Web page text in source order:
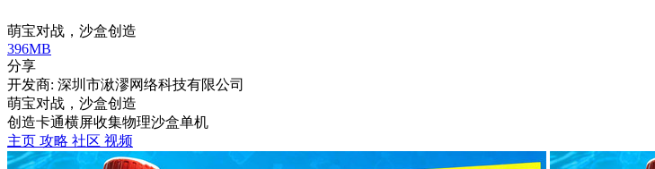
萌宝对战，沙盒创造
396MB
分享
开发商: 深圳市湫漻网络科技有限公司
萌宝对战，沙盒创造
创造卡通横屏收集物理沙盒单机
主页 攻略 社区 视频